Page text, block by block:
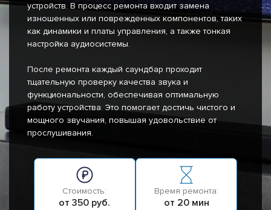
устройств. В процесс ремонта входит замена
изношенных или поврежденных компонентов, таких
как динамики и платы управления, а также тонкая
настройка аудиосистемы.
После ремонта каждый саундбар проходит
тщательную проверку качества звука и
функциональности, обеспечивая оптимальную
работу устройства. Это помогает достичь чистого и
мощного звучания, повышая удовольствие от
прослушивания.
Стоимость:
от 350 руб.
Время ремонта:
от 20 мин